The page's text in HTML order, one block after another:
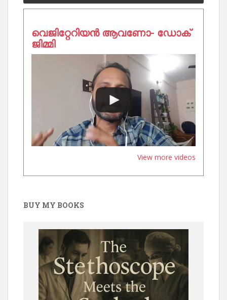
വെജിറ്റേറിയൻ ആവണോ- ഡോക്
ജിമ്മി
View more videos
BUY MY BOOKS